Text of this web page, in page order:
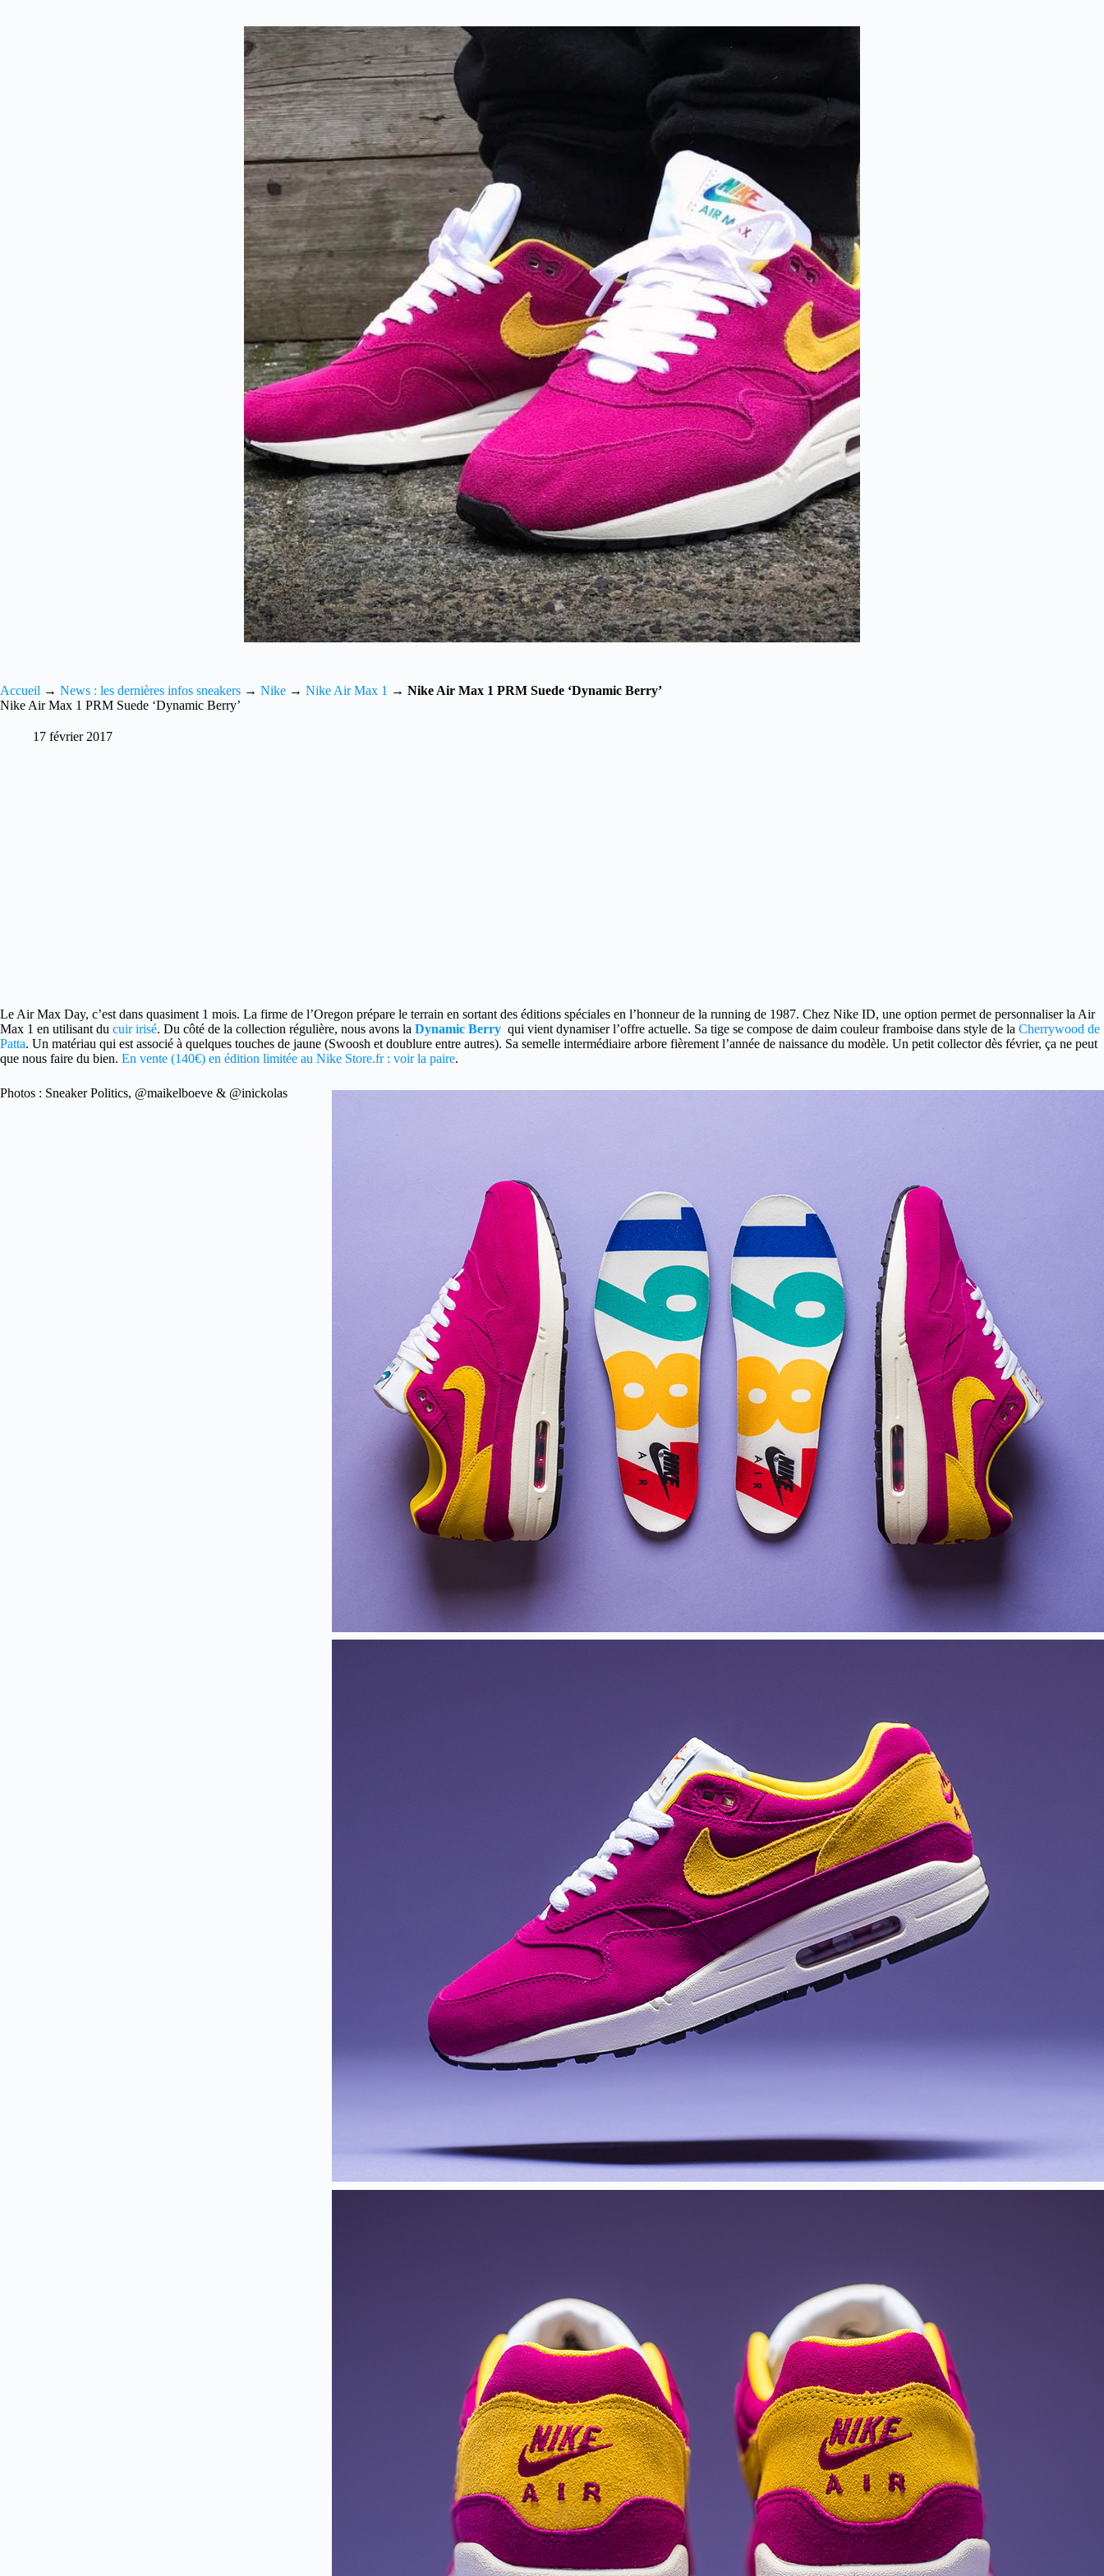
Accueil → News : les dernières infos sneakers → Nike → Nike Air Max 1 → Nike Air Max 1 PRM Suede ‘Dynamic Berry’
Nike Air Max 1 PRM Suede ‘Dynamic Berry’
17 février 2017
Le Air Max Day, c’est dans quasiment 1 mois. La firme de l’Oregon prépare le terrain en sortant des éditions spéciales en l’honneur de la running de 1987. Chez Nike ID, une option permet de personnaliser la Air
Max 1 en utilisant du cuir irisé. Du côté de la collection régulière, nous avons la Dynamic Berry qui vient dynamiser l’offre actuelle. Sa tige se compose de daim couleur framboise dans style de la Cherrywood de
Patta. Un matériau qui est associé à quelques touches de jaune (Swoosh et doublure entre autres). Sa semelle intermédiaire arbore fièrement l’année de naissance du modèle. Un petit collector dès février, ça ne peut
que nous faire du bien. En vente (140€) en édition limitée au Nike Store.fr : voir la paire.
Photos : Sneaker Politics, @maikelboeve & @inickolas